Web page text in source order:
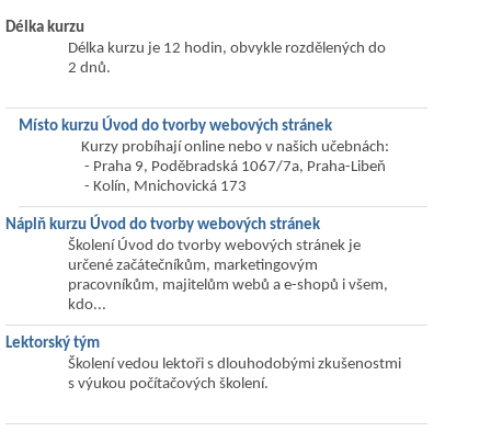
Délka kurzu
Délka kurzu je 12 hodin, obvykle rozdělených do
2 dnů.
Místo kurzu Úvod do tvorby webových stránek
Kurzy probíhají online nebo v našich učebnách:
- Praha 9, Poděbradská 1067/7a, Praha-Libeň
- Kolín, Mnichovická 173
Náplň kurzu Úvod do tvorby webových stránek
Školení Úvod do tvorby webových stránek je
určené začátečníkům, marketingovým
pracovníkům, majitelům webů a e-shopů i všem,
kdo...
Lektorský tým
Školení vedou lektoři s dlouhodobými zkušenostmi
s výukou počítačových školení.